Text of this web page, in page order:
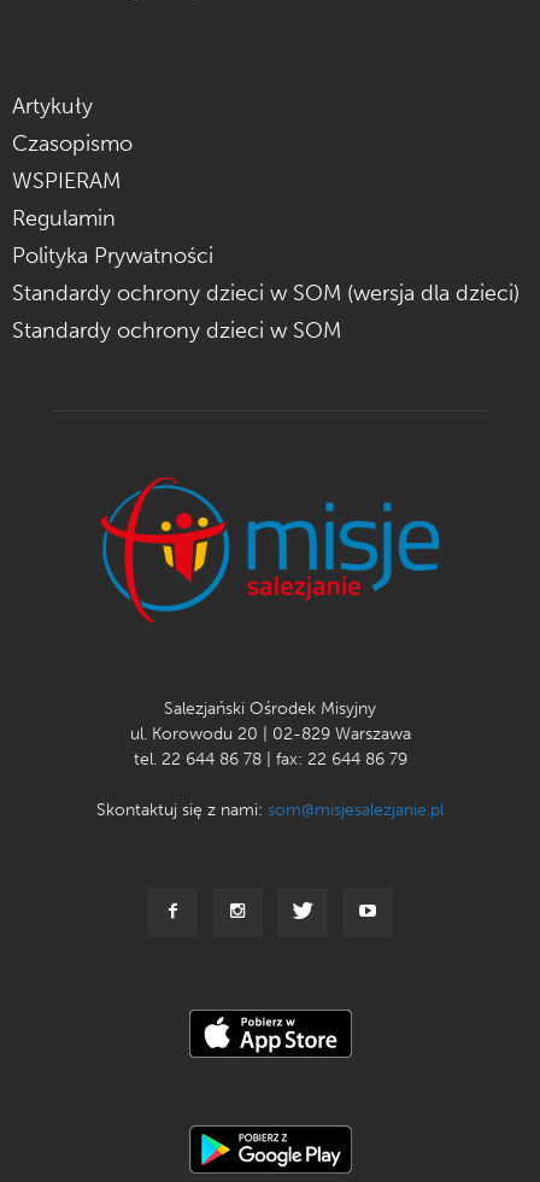
Artykuły
Czasopismo
WSPIERAM
Regulamin
Polityka Prywatności
Standardy ochrony dzieci w SOM (wersja dla dzieci)
Standardy ochrony dzieci w SOM
Salezjański Ośrodek Misyjny
ul. Korowodu 20 | 02-829 Warszawa
tel. 22 644 86 78 | fax: 22 644 86 79
Skontaktuj się z nami: som@misjesalezjanie.pl